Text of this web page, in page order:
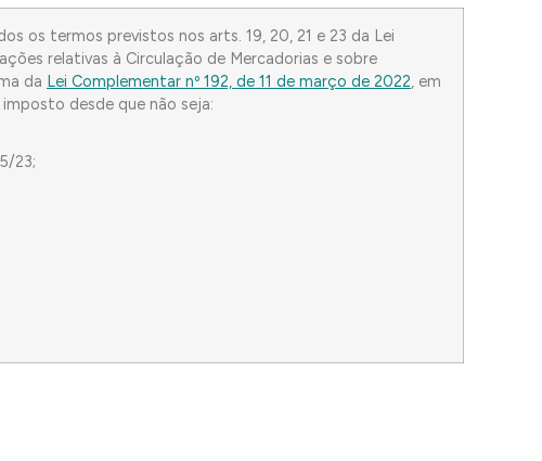
os termos previstos nos arts. 19, 20, 21 e 23 da Lei
relativas à Circulação de Mercadorias e sobre
da Lei Complementar nº 192, de 11 de março de 2022, em
desde que não seja:
23;